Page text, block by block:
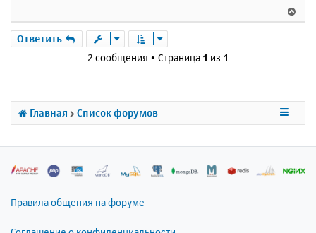
е
н
е
с
н
ч
Ответить
2 сообщения • Страница 1 из 1
Главная Список форумов
Правила общения на форуме